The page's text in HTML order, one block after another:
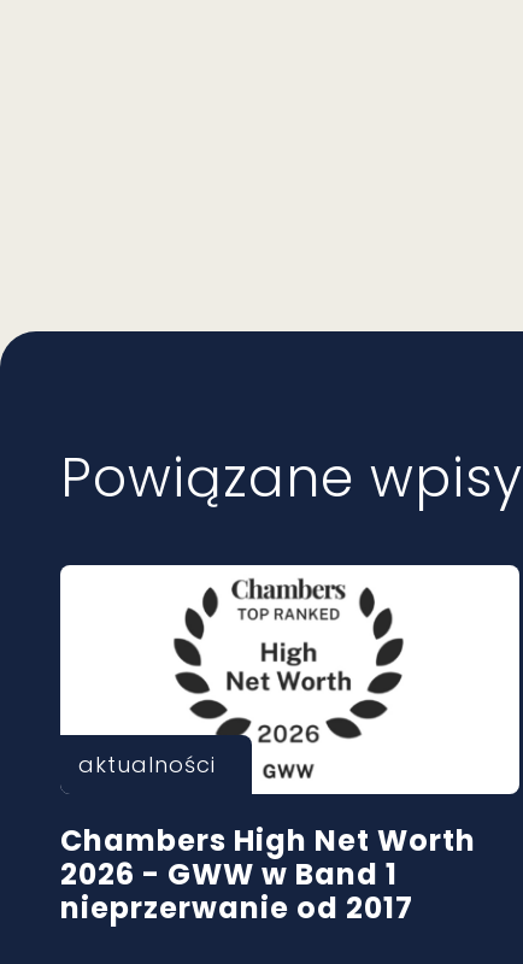
Powiązane wpisy
aktualności
Chambers High Net Worth
2026 - GWW w Band 1
nieprzerwanie od 2017